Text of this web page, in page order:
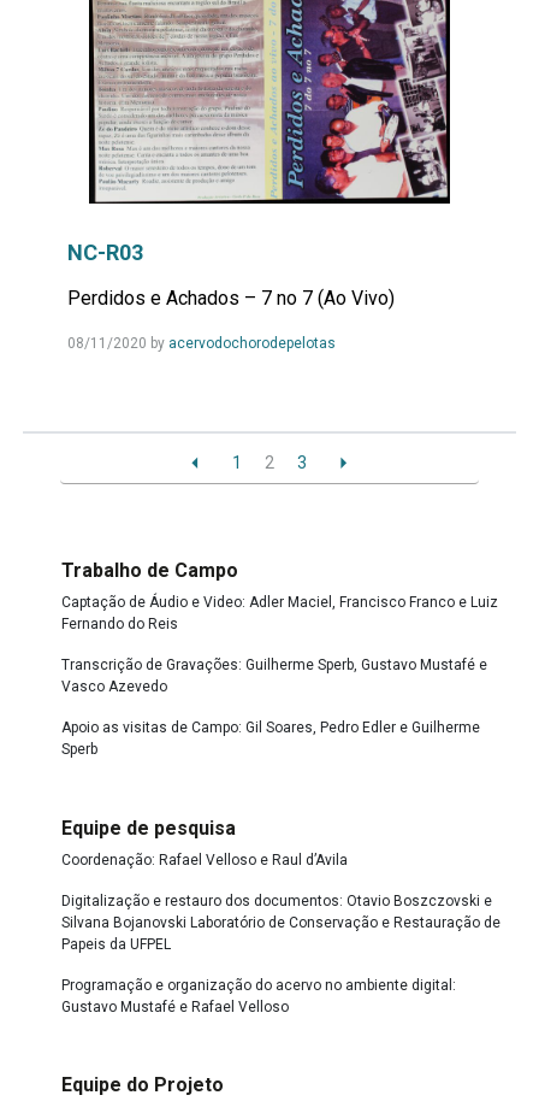
NC-R03
Perdidos e Achados – 7 no 7 (Ao Vivo)
08/11/2020 by acervodochorodepelotasLeia
1 2 3
Trabalho de Campo
Captação de Áudio e Video: Adler Maciel, Francisco Franco e Luiz
Fernando do Reis
Transcrição de Gravações: Guilherme Sperb, Gustavo Mustafé e
Vasco Azevedo
Apoio as visitas de Campo: Gil Soares, Pedro Edler e Guilherme
Sperb
Equipe de pesquisa
Coordenação: Rafael Velloso e Raul d’Avila
Digitalização e restauro dos documentos: Otavio Boszczovski e
Silvana Bojanovski Laboratório de Conservação e Restauração de
Papeis da UFPEL
Programação e organização do acervo no ambiente digital:
Gustavo Mustafé e Rafael Velloso
Equipe do Projeto